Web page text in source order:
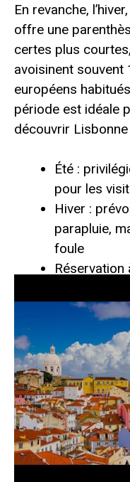
En revanche,
offre une
certes plus
avoisinent souvent
européens
période est idéale
découvrir
Été :
pour les
Hiver :
parapluie,
foule
Réservation
Consulter
Skyscanner
pour
voyage